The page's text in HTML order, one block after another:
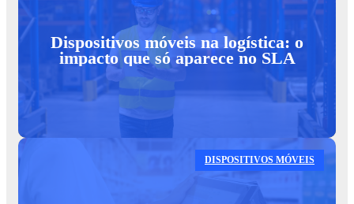
Dispositivos móveis na logística: o
impacto que só aparece no SLA
DISPOSITIVOS MÓVEIS